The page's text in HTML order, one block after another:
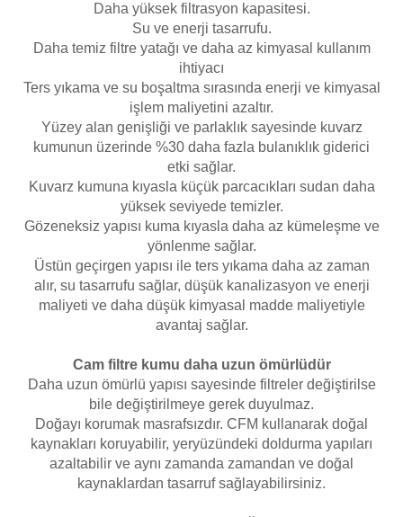
Dezenfeksiyon
Havuz Güvenlik
Havuz
Kapağı
Havuz Pompa
Havuz
Jakuzi Sauna
Kartuş Filtreler
Kuvars Cam
Daha yüksek filtrasyon kapasitesi.
Su ve enerji tasarrufu.
Daha temiz filtre yatağı ve daha az kimyasal kullanım
ihtiyacı
Ters yıkama ve su boşaltma sırasında enerji ve kimyasal
işlem maliyetini azaltır.
Yüzey alan genişliği ve parlaklık sayesinde kuvarz
kumunun üzerinde %30 daha fazla bulanıklık giderici
etki sağlar.
Kuvarz kumuna kıyasla küçük parcacıkları sudan daha
yüksek seviyede temizler.
Gözeneksiz yapısı kuma kıyasla daha az kümeleşme ve
yönlenme sağlar.
Üstün geçirgen yapısı ile ters yıkama daha az zaman
alır, su tasarrufu sağlar, düşük kanalizasyon ve enerji
maliyeti ve daha düşük kimyasal madde maliyetiyle
avantaj sağlar.
Cam filtre kumu daha uzun ömürlüdür
Daha uzun ömürlü yapısı sayesinde filtreler değiştirilse
bile değiştirilmeye gerek duyulmaz.
Doğayı korumak masrafsızdır. CFM kullanarak doğal
kaynakları koruyabilir, yeryüzündeki doldurma yapıları
azaltabilir ve aynı zamanda zamandan ve doğal
kaynaklardan tasarruf sağlayabilirsiniz.